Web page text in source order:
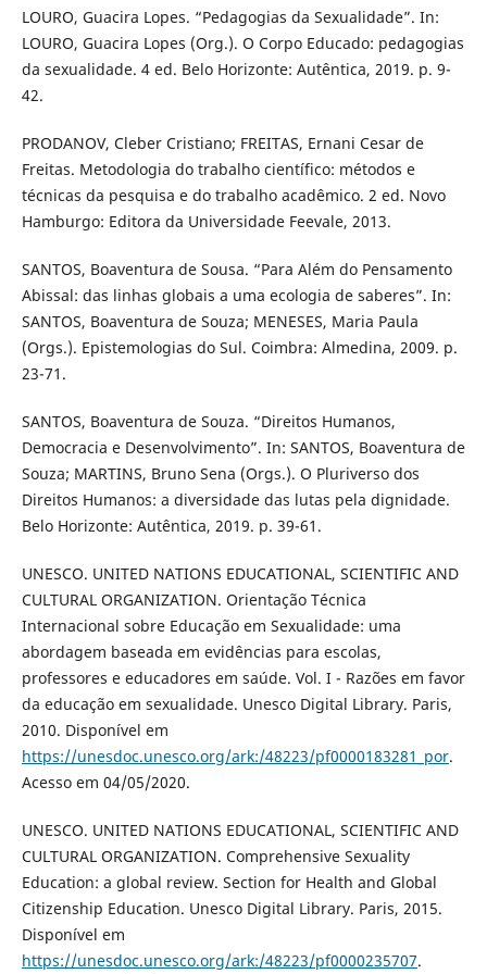
LOURO, Guacira Lopes. “Pedagogias da Sexualidade”. In:
LOURO, Guacira Lopes (Org.). O Corpo Educado: pedagogias
da sexualidade. 4 ed. Belo Horizonte: Autêntica, 2019. p. 9-
42.
PRODANOV, Cleber Cristiano; FREITAS, Ernani Cesar de
Freitas. Metodologia do trabalho científico: métodos e
técnicas da pesquisa e do trabalho acadêmico. 2 ed. Novo
Hamburgo: Editora da Universidade Feevale, 2013.
SANTOS, Boaventura de Sousa. “Para Além do Pensamento
Abissal: das linhas globais a uma ecologia de saberes”. In:
SANTOS, Boaventura de Souza; MENESES, Maria Paula
(Orgs.). Epistemologias do Sul. Coimbra: Almedina, 2009. p.
23-71.
SANTOS, Boaventura de Souza. “Direitos Humanos,
Democracia e Desenvolvimento”. In: SANTOS, Boaventura de
Souza; MARTINS, Bruno Sena (Orgs.). O Pluriverso dos
Direitos Humanos: a diversidade das lutas pela dignidade.
Belo Horizonte: Autêntica, 2019. p. 39-61.
UNESCO. UNITED NATIONS EDUCATIONAL, SCIENTIFIC AND
CULTURAL ORGANIZATION. Orientação Técnica
Internacional sobre Educação em Sexualidade: uma
abordagem baseada em evidências para escolas,
professores e educadores em saúde. Vol. I - Razões em favor
da educação em sexualidade. Unesco Digital Library. Paris,
2010. Disponível em
https://unesdoc.unesco.org/ark:/48223/pf0000183281_por.
Acesso em 04/05/2020.
UNESCO. UNITED NATIONS EDUCATIONAL, SCIENTIFIC AND
CULTURAL ORGANIZATION. Comprehensive Sexuality
Education: a global review. Section for Health and Global
Citizenship Education. Unesco Digital Library. Paris, 2015.
Disponível em
https://unesdoc.unesco.org/ark:/48223/pf0000235707.